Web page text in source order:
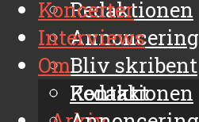
Redaktionen
Annoncering
Bliv skribent
Kontakt
Koncerter
Interviews
Om
Redaktionen